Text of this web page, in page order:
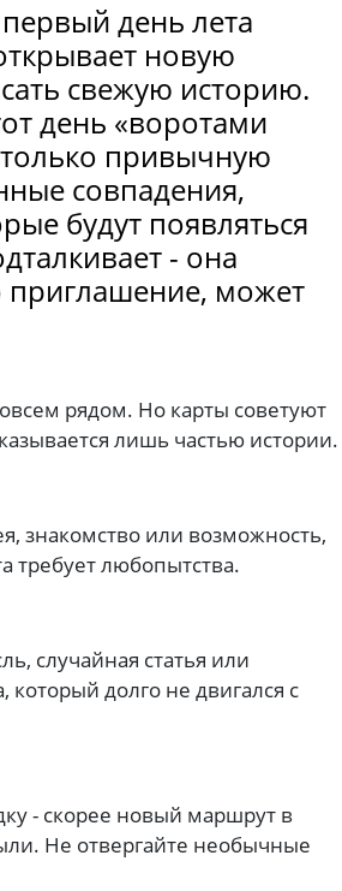
день лета
новую
свежую историю.
день «воротами
привычную
совпадения,
будут появляться
- она
приглашение, может
рядом. Но карты советуют
лишь частью истории.
знакомство или возможность,
требует любопытства.
случайная статья или
долго не двигался с
- скорее новый маршрут в
Не отвергайте необычные